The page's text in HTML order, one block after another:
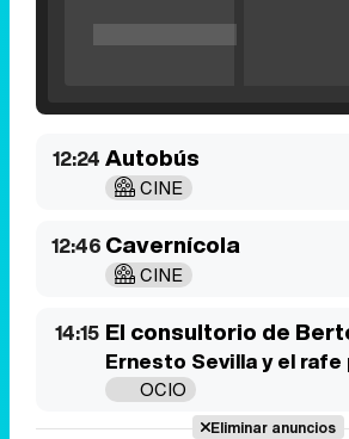
12:24 Autobús
CINE
12:46 Cavernícola
CINE
14:15 El consultorio de
Ernesto Sevilla y el
OCIO
Eliminar anuncios